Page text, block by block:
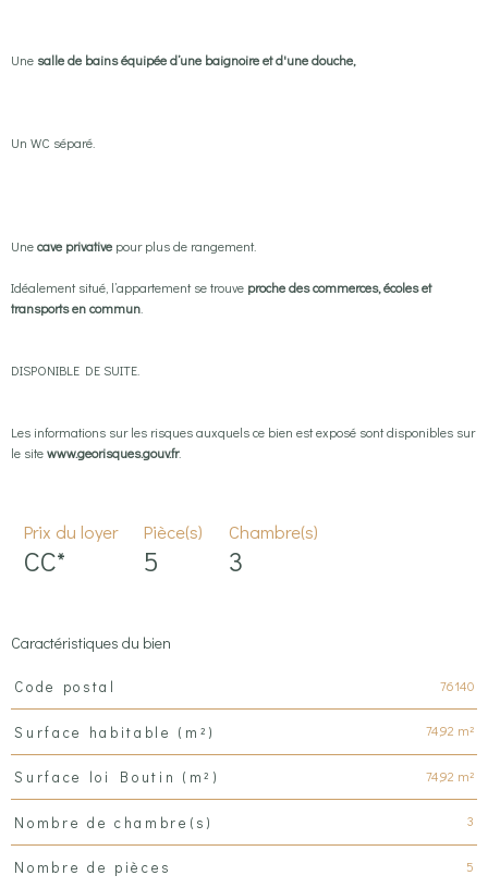
Une salle de bains équipée d’une baignoire et d'une douche,
Un WC séparé.
Unecave privative pour plus de rangement.
Idéalement situé, l’appartement se trouve proche des commerces, écoles et
transports en commun
DISPONIBLE DE SUITE.
Les informations sur les risques auxquels ce bien est exposé sont disponibles sur
le sitewww.georisques.gouv.fr.
Prix du loyer
CC*
Pièce(s)
5
Chambre(s)
3
Caractéristiques du bien
Caractéristiques
Code postal 76140
Surface habitable (m²) 74,92 m²
Surface loi Boutin (m²) 74,92 m²
Nombre de chambre(s) 3
Nombre de pièces 5